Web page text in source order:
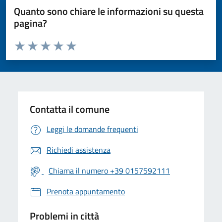
Quanto sono chiare le informazioni su questa
pagina?
Valuta da 1 a 5 stelle la pagina
Valuta 5 stelle su 5
Valuta 4 stelle su 5
Valuta 3 stelle su 5
Valuta 2 stelle su 5
Valuta 1 stelle su 5
Contatta il comune
Leggi le domande frequenti
Richiedi assistenza
Chiama il numero +39 0157592111
Prenota appuntamento
Problemi in città